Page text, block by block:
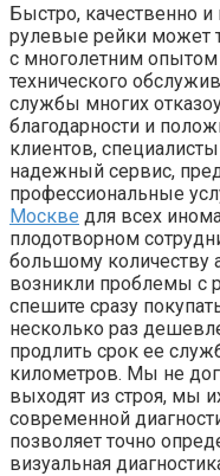
Быстро, качественно
рулевые рейки может
с многолетним
технического
службы многих
благодарности и
клиентов,
надежный сервис,
профессиональные
Москве для всех
плодотворном
большому количеству
возникли проблемы с
спешите сразу
несколько раз
продлить срок ее
километров. Мы не
выходят из строя, мы
современной
позволяет точно
визуальная